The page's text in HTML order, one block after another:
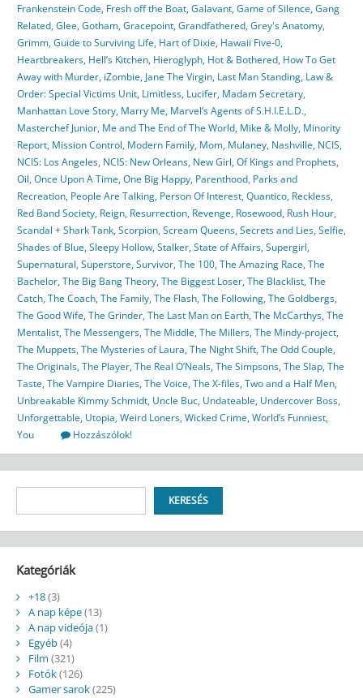
Frankenstein Code, Fresh off the Boat,Galavant,Game of Silence,Gang
Related,Glee,Gotham,Gracepoint,Grandfathered,Grey's Anatomy,
Grimm,Guide to Surviving Life, Hart of Dixie, Hawaii Five-0,
Heartbreakers, Hell’s Kitchen, Hieroglyph, Hot & Bothered, How To Get
Away with Murder, iZombie,Jane The Virgin, Last Man Standing, Law &
Order: Special Victims Unit, Limitless, Lucifer, Madam Secretary,
Manhattan Love Story, Marry Me, Marvel’s Agents of S.H.I.E.L.D.,
Masterchef Junior, Me and The End of The World, Mike & Molly, Minority
Report, Mission Control, Modern Family, Mom, Mulaney, Nashville, NCIS,
NCIS: Los Angeles, NCIS: New Orleans, New Girl,Of Kings and Prophets,
Oil,Once Upon A Time,One Big Happy, Parenthood, Parks and
Recreation, People Are Talking, Person Of Interest,Quantico, Reckless,
Red Band Society, Reign, Resurrection, Revenge, Rosewood, Rush Hour,
Scandal + Shark Tank,Scorpion,Scream Queens,Secrets and Lies,Selfie,
Shades of Blue,Sleepy Hollow,Stalker,State of Affairs,Supergirl,
Supernatural,Superstore,Survivor,The 100,The Amazing Race,The
Bachelor,The Big Bang Theory,The Biggest Loser,The Blacklist,The
Catch,The Coach,The Family,The Flash,The Following,The Goldbergs,
The Good Wife,The Grinder,The Last Man on Earth,The McCarthys,The
Mentalist,The Messengers,The Middle,The Millers,The Mindy-project,
The Muppets,The Mysteries of Laura,The Night Shift,The Odd Couple,
The Originals,The Player,The Real O’Neals,The Simpsons,The Slap,The
Taste,The Vampire Diaries,The Voice,The X-files,Two and a Half Men,
Unbreakable Kimmy Schmidt, Uncle Buc, Undateable, Undercover Boss,
Unforgettable, Utopia,Weird Loners,Wicked Crime,World’s Funniest,
You
Hozzászólok!
KERESÉS
Kategóriák
+18(3)
A nap képe(13)
A nap videója(1)
Egyéb(4)
Film (321)
Fotók(126)
Gamer sarok(225)